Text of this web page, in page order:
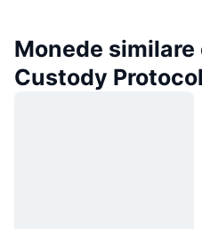
Monede similare
Custody Protocol